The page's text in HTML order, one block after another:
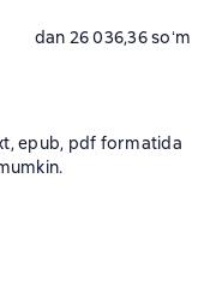
dan 26 036,36 soʻm
epub, pdf formatida